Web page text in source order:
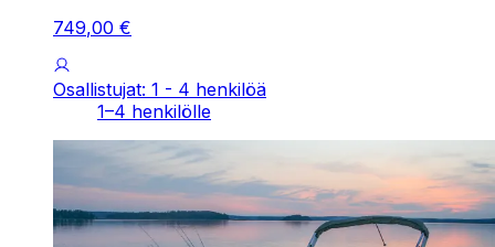
749,00 €
Osallistujat: 1 - 4 henkilöä
1–4 henkilölle